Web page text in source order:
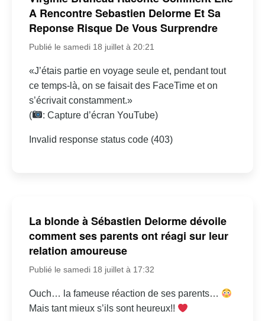
A Rencontre Sebastien Delorme Et Sa
Reponse Risque De Vous Surprendre
Publié le samedi 18 juillet à 20:21
«J’étais partie en voyage seule et, pendant tout
ce temps-là, on se faisait des FaceTime et on
s’écrivait constamment.»
(
: Capture d’écran YouTube)
Invalid response status code (403)
La blonde à Sébastien Delorme dévoile
comment ses parents ont réagi sur leur
relation amoureuse
Publié le samedi 18 juillet à 17:32
Ouch… la fameuse réaction de ses parents…
Mais tant mieux s’ils sont heureux!!